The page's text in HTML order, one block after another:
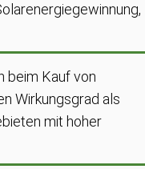
beim Kauf von
Wirkungsgrad als
mit hoher